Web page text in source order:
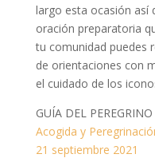
largo esta ocasión así
oración preparatoria
tu comunidad puedes
de orientaciones con
el cuidado de los
GUÍA DEL
Acogida y
21 septiembre 2021